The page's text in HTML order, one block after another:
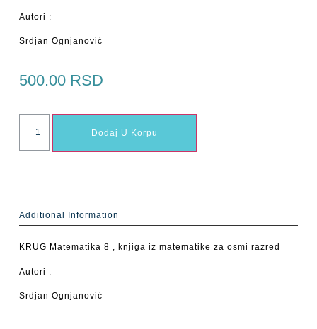
Autori :
Srdjan Ognjanović
500.00 RSD
Dodaj U Korpu
Additional Information
KRUG Matematika 8 , knjiga iz matematike za osmi razred
Autori :
Srdjan Ognjanović